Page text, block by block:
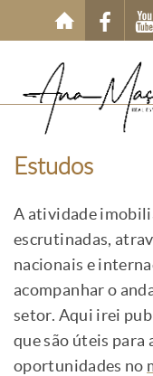
Passar para o
Estudos
A atividade
escrutinadas,
nacionais e
acompanhar o
setor. Aqui irei
que são úteis para
oportunidades no